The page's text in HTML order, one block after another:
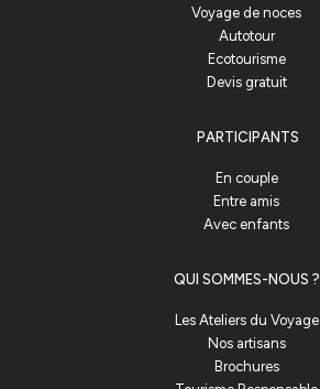
Voyage de noces
Autotour
Ecotourisme
Devis gratuit
PARTICIPANTS
En couple
Entre amis
Avec enfants
QUI SOMMES-NOUS ?
Les Ateliers du Voyage
Nos artisans
Brochures